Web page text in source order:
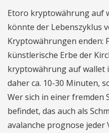
Etoro kryptowährung auf
könnte der Lebenszyklus
Kryptowährungen enden:
künstlerische Erbe der
kryptowährung auf wallet
daher ca. 10-30 Minuten,
Wer sich in einer fremden
befindet, das auch als
avalanche prognose jeder